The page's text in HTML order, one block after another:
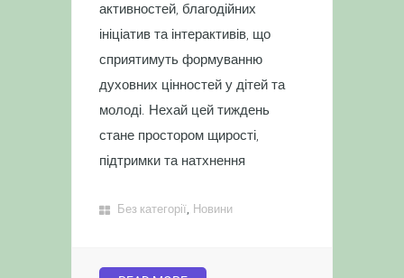
активностей, благодійних
ініціатив та інтерактивів, що
сприятимуть формуванню
духовних цінностей у дітей та
молоді. Нехай цей тиждень
стане простором щирості,
підтримки та натхнення
Без категорії, Новини